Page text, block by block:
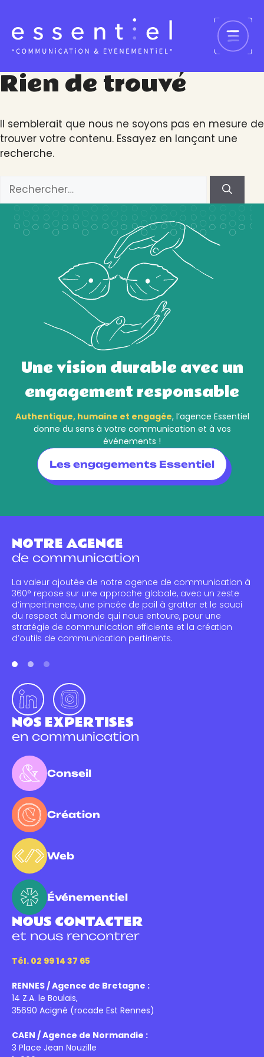
contenu
Rien de trouvé
Il semblerait que nous ne soyons pas en mesure de
trouver votre contenu. Essayez en lançant une
recherche.
Rechercher :
Une vision durable avec un
engagement responsable
Authentique, humaine et engagée, l’agence Essentiel
donne du sens à votre communication et à vos
événements !
Les engagements Essentiel
NOTRE AGENCE
de communication
La valeur ajoutée de notre agence de communication à
360° repose sur une approche globale, avec un zeste
d’impertinence, une pincée de poil à gratter et le souci
du respect du monde qui nous entoure, pour une
stratégie de communication efficiente et la création
d’outils de communication pertinents.
NOS EXPERTISES
en communication
Conseil
Création
Web
Événementiel
NOUS CONTACTER
et nous rencontrer
Tél. 02 99 14 37 65
RENNES / Agence de Bretagne :
14 Z.A. le Boulais,
35690 Acigné (rocade Est Rennes)
CAEN / Agence de Normandie :
3 Place Jean Nouzille